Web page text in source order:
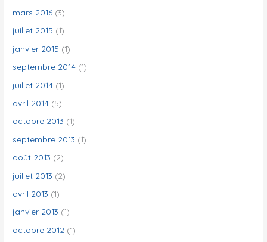
mars 2016 (3)
juillet 2015 (1)
janvier 2015 (1)
septembre 2014 (1)
juillet 2014 (1)
avril 2014 (5)
octobre 2013 (1)
septembre 2013 (1)
août 2013 (2)
juillet 2013 (2)
avril 2013 (1)
janvier 2013 (1)
octobre 2012 (1)